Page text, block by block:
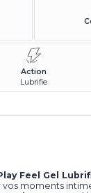
Action
Lubrifie
Feel Gel
moments